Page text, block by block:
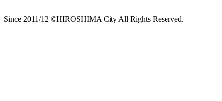
Since 2011/12 ©HIROSHIMA City All Rights Reserved.